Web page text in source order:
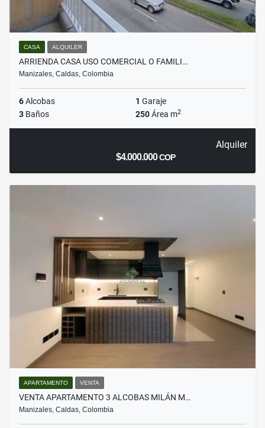
CASA ALQUILER
ARRIENDA CASA USO COMERCIAL O FAMILI…
Manizales, Caldas, Colombia
6Alcobas 1 Garaje
3 Baños 250Área m2
Alquiler
$4.000.000COP
APARTAMENTO VENTA
VENTA APARTAMENTO 3 ALCOBAS MILÁN M…
Manizales, Caldas, Colombia